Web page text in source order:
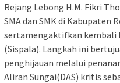
Rejang Lebong H.M. Fikri
SMA dan SMK di
sertamengaktifkan kembali
(Sispala). Langkah ini
penghijauan melalui
Aliran Sungai(DAS) kritis